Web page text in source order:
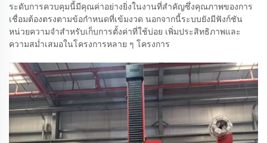
ระดับการควบคุมนี้มีคุณค่าอย่างยิ่งในงานที่สำคัญซึ่งคุณภาพของการ
เชื่อมต้องตรงตามข้อกำหนดที่เข้มงวด นอกจากนี้ระบบยังมีฟังก์ชัน
หน่วยความจำสำหรับเก็บการตั้งค่าที่ใช้บ่อย เพิ่มประสิทธิภาพและ
ความสม่ำเสมอในโครงการหลาย ๆ โครงการ